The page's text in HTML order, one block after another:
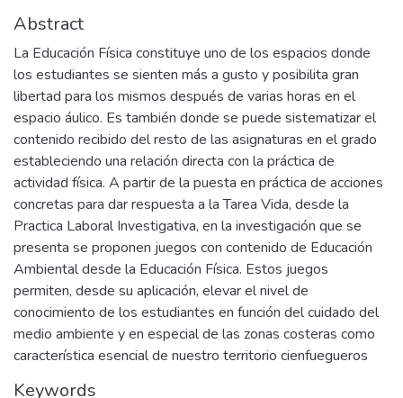
Abstract
La Educación Física constituye uno de los espacios donde
los estudiantes se sienten más a gusto y posibilita gran
libertad para los mismos después de varias horas en el
espacio áulico. Es también donde se puede sistematizar el
contenido recibido del resto de las asignaturas en el grado
estableciendo una relación directa con la práctica de
actividad física. A partir de la puesta en práctica de acciones
concretas para dar respuesta a la Tarea Vida, desde la
Practica Laboral Investigativa, en la investigación que se
presenta se proponen juegos con contenido de Educación
Ambiental desde la Educación Física. Estos juegos
permiten, desde su aplicación, elevar el nivel de
conocimiento de los estudiantes en función del cuidado del
medio ambiente y en especial de las zonas costeras como
característica esencial de nuestro territorio cienfuegueros
Keywords